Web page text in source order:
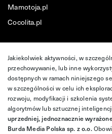
Mamotoja.pl
Cocolita.pl
Jakiekolwiek aktywności, w
przechowywanie, lub inne
dostępnych w ramach niniejszego
w szczególności w celu ich
rozwoju, modyfikacji i szkolenia
algorytmów lub sztucznej inteligencji
uprzedniej, jednoznacznie
Burda Media Polska sp. z o.o.